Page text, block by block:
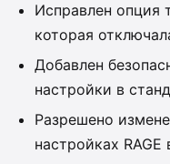
Исправлен опция
которая
Добавлен
настройки в
Разрешено
настройках RAGE